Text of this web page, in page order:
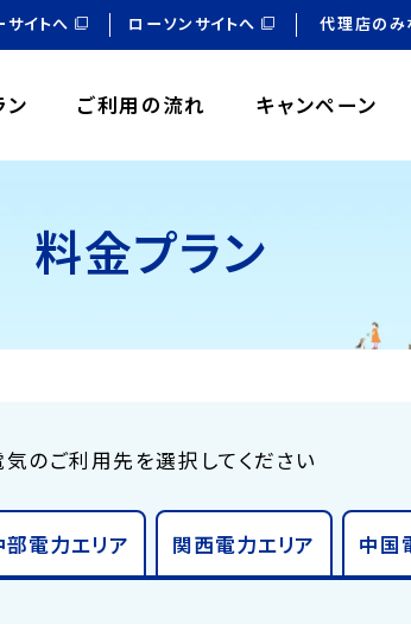
ン ご利用の流れ キャンペーン
イトへ ローソンサイトへ 代理店のみ
料金プラン
気のご利用先を選択してください
部電力エリア 関西電力エリア 中国